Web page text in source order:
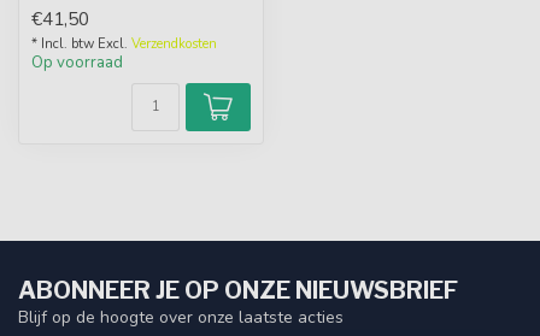
€41,50
* Incl. btw Excl. Verzendkosten
Op voorraad
ABONNEER JE OP ONZE NIEUWSBRIEF
Blijf op de hoogte over onze laatste acties